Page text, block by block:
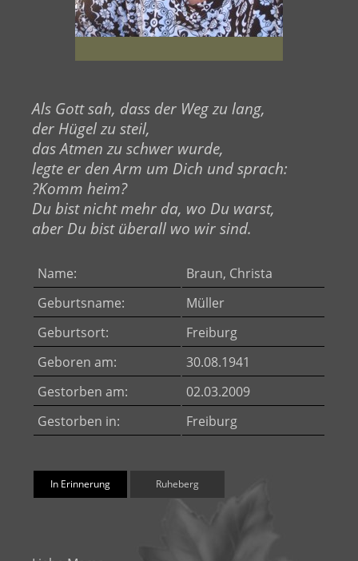
Als Gott sah, dass der Weg zu lang,
der Hügel zu steil,
das Atmen zu schwer wurde,
legte er den Arm um Dich und sprach:
?Komm heim?
Du bist nicht mehr da, wo Du warst,
aber Du bist überall wo wir sind.
Name:
Braun, Christa
Geburtsname:
Müller
Geburtsort:
Freiburg
Geboren am:
30.08.1941
Gestorben am:
02.03.2009
Gestorben in:
Freiburg
In Erinnerung Ruheberg